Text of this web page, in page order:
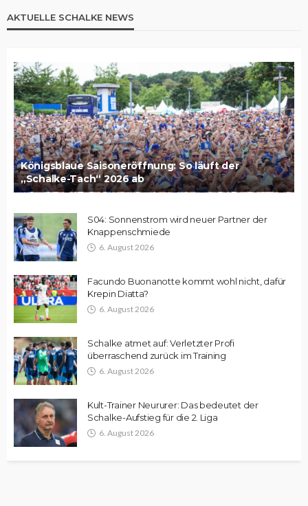
AKTUELLE SCHALKE NEWS
Königsblaue Saisoneröffnung: So läuft der
„Schalke-Tach“ 2026 ab
S04: Sonnenstrom wird neuer Partner der
Knappenschmiede
6. August 2026
Facundo Buonanotte kommt wohl nicht, dafür
Krepin Diatta?
6. August 2026
Schalke atmet auf: Verletzter Profi
überraschend zurück im Training
6. August 2026
Kult-Trainer Neururer: Das bedeutet der
Schalke-Aufstieg für die 2. Liga
6. August 2026